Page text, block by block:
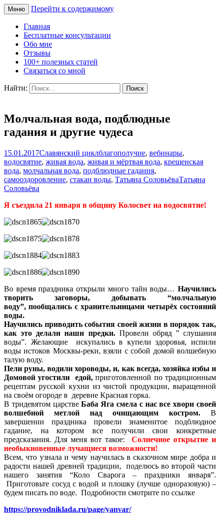
Свет Радости
Меню Перейти к содержимому
Главная
Бесплатные консультации
Обо мне
Отзывы
100+ полезных статей
Связаться со мной
Найти:
Молчальная вода, подблюдные
гадания и другие чудеса
15.01.2017Славянский циклблагополучие, вебинары,
водосвятие, живая вода, живая и мёртвая вода, крещенская
вода, молчальная вода, подблюдные гадания,
самооздоровление, стакан воды, Татьяна СоловьёваТатьяна
Соловьёва
Я съездила 21 января в общину Колосвет на водосвятие!
Во время праздника открыли много тайн воды… Научились
творить заговоры, добывать “молчальную
воду”, пообщались с хранительницами четырёх состояний
воды.
Научились приводить события своей жизни в порядок так,
как это делали наши предки.Провели обряд ” слушания
воды”. Желающие искупались в купели здоровья, испили
воды истоков Москвы-реки, взяли с собой домой волшебную
талую воду.
Пели руны, водили хороводы, и, как всегда, хозяйка избы и
Домовой угостили едой, приготовленной по традиционным
рецептам русской кухни из чистой продукции, выращенной
на своём огороде в деревне Красная горка.
В тридевятом царствеБаба Яга смела с нас все хвори своей
волшебной метлой над очищающим костром. В
завершении праздника провели знаменитое подблюдное
гадание, на котором все получили свои конкретные
предсказания. Для меня вот такое: Солнечное открытие и
необыкновенные лучащиеся возможности!
Всем, что узнала и чему научилась в сказочном мире добра и
радости нашей древней традиции, поделюсь во второй части
нашего занятия “Коло Сварога – праздники января”.
Приготовьте сосуд с водой и плошку (лучше одноразовую) –
будем писать по воде. Подробности смотрите по ссылке
https://provodniklada.ru/page/yanvar/